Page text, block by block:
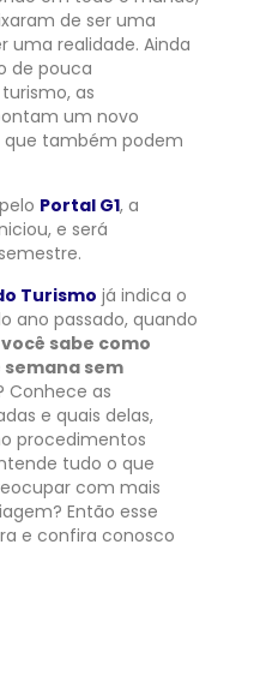
de ser uma
uma realidade. Ainda
de pouca
as
um novo
que também podem
Portal G1, a
e será
Turismo já indica o
ano passado, quando
você sabe como
sem
Conhece as
e quais delas,
procedimentos
tudo o que
com mais
Então esse
e confira conosco